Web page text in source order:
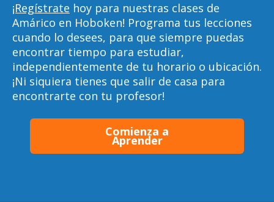
¡Regístrate hoy para nuestras clases de
Amárico en Hoboken! Programa tus lecciones
cuando lo desees, para que siempre puedas
encontrar tiempo para estudiar,
independientemente de tu horario o ubicación.
¡Ni siquiera tienes que salir de casa para
encontrarte con tu profesor!
Comienza a
Aprender